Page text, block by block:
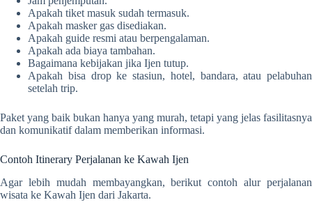
Apakah tiket masuk sudah termasuk.
Apakah masker gas disediakan.
Apakah guide resmi atau berpengalaman.
Apakah ada biaya tambahan.
Bagaimana kebijakan jika Ijen tutup.
Apakah bisa drop ke stasiun, hotel, bandara, atau pelabuhan
setelah trip.
Paket yang baik bukan hanya yang murah, tetapi yang jelas fasilitasnya
dan komunikatif dalam memberikan informasi.
Contoh Itinerary Perjalanan ke Kawah Ijen
Agar lebih mudah membayangkan, berikut contoh alur perjalanan
wisata ke Kawah Ijen dari Jakarta.